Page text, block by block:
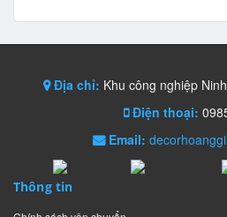
Địa chỉ: Khu công nghiệp
Điện thoại:
Email:
Thông tin